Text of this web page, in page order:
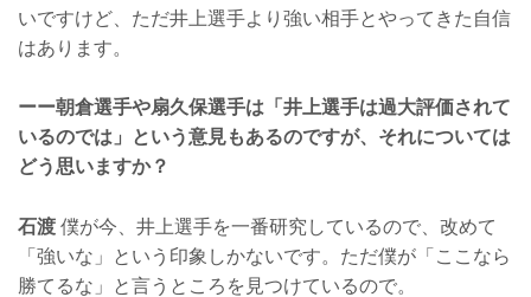
いですけど、ただ井上選手より強い相手とやってきた自信
はあります。
ーー朝倉選手や扇久保選手は「井上選手は過大評価されて
いるのでは」という意見もあるのですが、それについては
どう思いますか？
石渡 僕が今、井上選手を一番研究しているので、改めて
「強いな」という印象しかないです。ただ僕が「ここなら
勝てるな」と言うところを見つけているので。